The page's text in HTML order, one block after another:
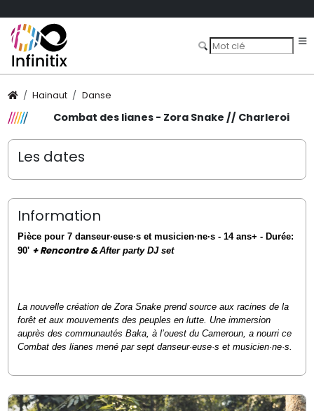
Hainaut Danse
Combat des lianes - Zora Snake // Charleroi
Les dates
Information
Pièce pour 7 danseur·euse·s et musicien·ne·s - 14 ans+ - Durée:
90' + Rencontre &After party DJ set
La nouvelle création de Zora Snake prend source aux racines de la
forêt et aux mouvements des peuples en lutte. Une immersion
auprès des communautés Baka, à l’ouest du Cameroun, a nourri ce
Combat des lianes mené par sept danseur·euse·s et musicien·ne·s.